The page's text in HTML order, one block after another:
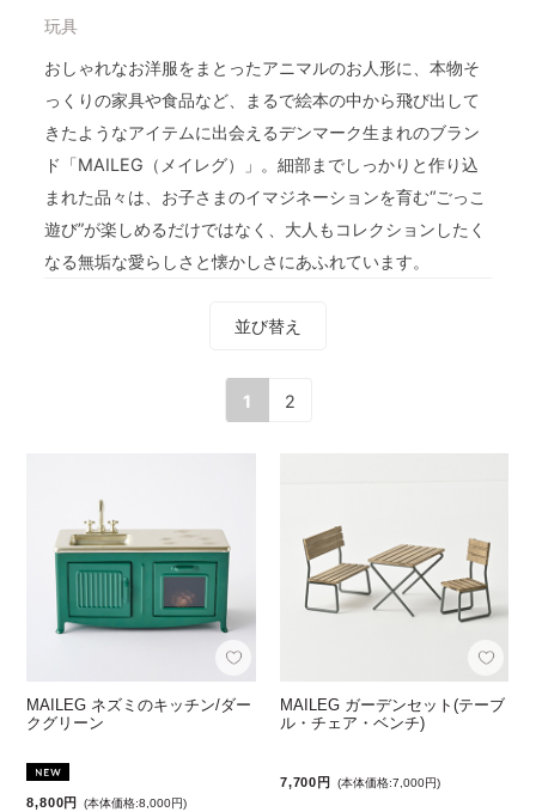
玩具
おしゃれなお洋服をまとったアニマルのお人形に、本物そ
っくりの家具や食品など、まるで絵本の中から飛び出して
きたようなアイテムに出会えるデンマーク生まれのブラン
ド「MAILEG（メイレグ）」。細部までしっかりと作り込
まれた品々は、お子さまのイマジネーションを育む“ごっこ
遊び”が楽しめるだけではなく、大人もコレクションしたく
なる無垢な愛らしさと懐かしさにあふれています。
並び替え
1 2
MAILEG ネズミのキッチン/ダー
クグリーン
8,800円 (本体価格:8,000円)
MAILEG ガーデンセット(テーブ
ル・チェア・ベンチ)
7,700円 (本体価格:7,000円)